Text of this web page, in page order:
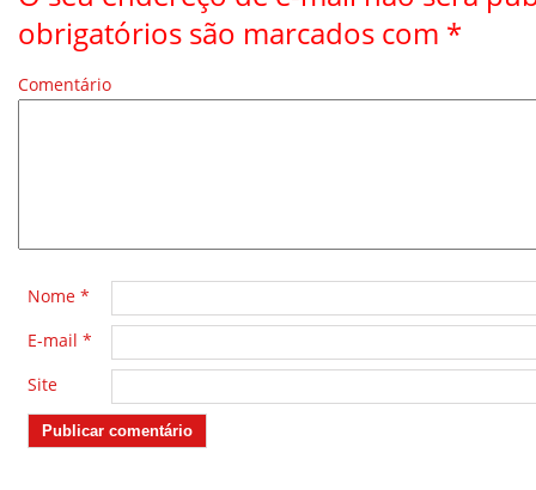
obrigatórios são marcados com *
Comentário
Nome *
E-mail *
Site